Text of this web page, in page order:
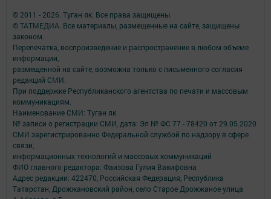
© 2011 - 2026. Туган як. Все права защищены.
© ТАТМЕДИА. Все материалы, размещенные на сайте, защищены
законом.
Перепечатка, воспроизведение и распространение в любом объеме
информации,
размещенной на сайте, возможна только с письменного согласия
редакций СМИ.
При поддержке Республиканского агентства по печати и массовым
коммуникациям.
Наименование СМИ: Туган як
№ записи о регистрации СМИ, дата: Эл № ФС 77 - 78420 от 29.05.2020
СМИ зарегистрированно Федеральной службой по надзору в сфере
связи,
информационных технологий и массовых коммуникаций
ФИО главного редактора: Фаизова Гулия Вакифовна
Адрес редакции: 422470, Российская Федерация, Республика
Татарстан, Дрожжановский район, село Старое Дрожжаное улица